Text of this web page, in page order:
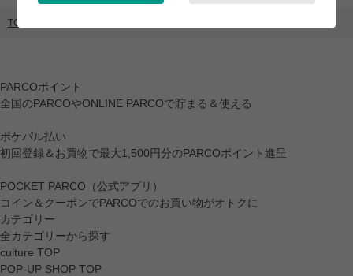
TOP
PARCOポイント
全国のPARCOやONLINE PARCOで貯まる＆使える
ポケパル払い
初回登録＆お買物で最大1,500円分のPARCOポイント進呈
POCKET PARCO（公式アプリ）
コイン＆クーポンでPARCOでのお買い物がオトクに
カテゴリー
全カテゴリーから探す
culture TOP
POP-UP SHOP TOP